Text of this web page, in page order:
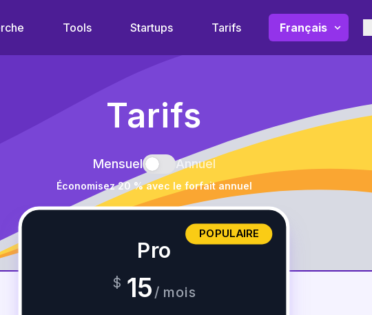
Tools Startups Tarifs
Tarifs
Mensuel Annuel
Économisez 20 % avec le forfait annuel
Pro
$ 15 / mois
POPULAIRE